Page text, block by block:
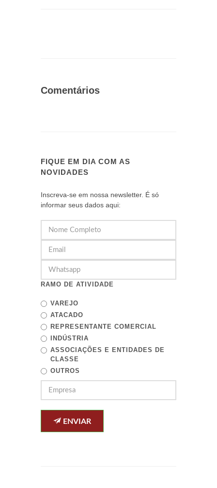
Comentários
FIQUE EM DIA COM AS
NOVIDADES
Inscreva-se em nossa newsletter. É só
informar seus dados aqui:
RAMO DE ATIVIDADE
VAREJO
ATACADO
REPRESENTANTE COMERCIAL
INDÚSTRIA
ASSOCIAÇÕES E ENTIDADES DE
CLASSE
OUTROS
ENVIAR